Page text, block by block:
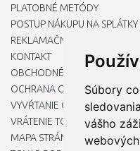
Súbory
vášho
PLATOBNÉ METÓDY
POSTUP NÁKUPU NA
REKLAMAČNÝ PORIADOK
KONTAKT
OBCHODNÉ PODMIENKY
OCHRANA OSOBNÝCH
VYVŔTANIE OTVORU DO
VRÁTENIE TOVARU /
MAPA STRÁNOK